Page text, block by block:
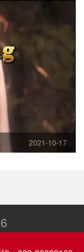
2021-10-17
一切权利
信息